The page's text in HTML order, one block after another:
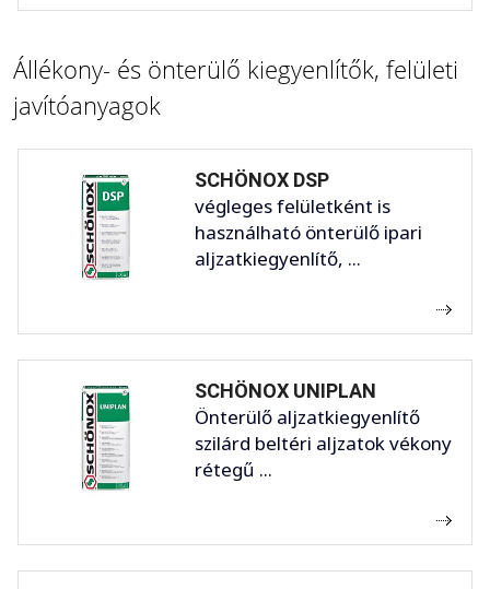
Állékony- és önterülő kiegyenlítők, felületi
javítóanyagok
SCHÖNOX DSP
végleges felületként is
használható önterülő ipari
aljzatkiegyenlítő, ...
SCHÖNOX UNIPLAN
Önterülő aljzatkiegyenlítő
szilárd beltéri aljzatok vékony
rétegű ...